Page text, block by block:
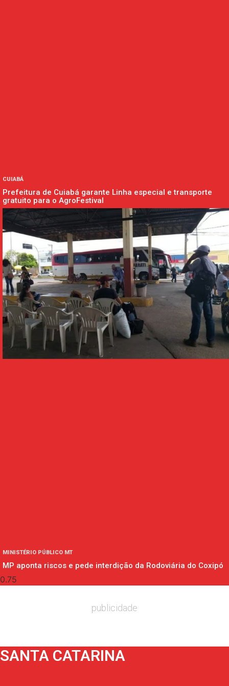
CUIABÁ
Prefeitura de Cuiabá garante Linha especial e transporte
gratuito para o AgroFestival
MINISTÉRIO PÚBLICO MT
MP aponta riscos e pede interdição da Rodoviária do Coxipó
publicidade
SANTA CATARINA